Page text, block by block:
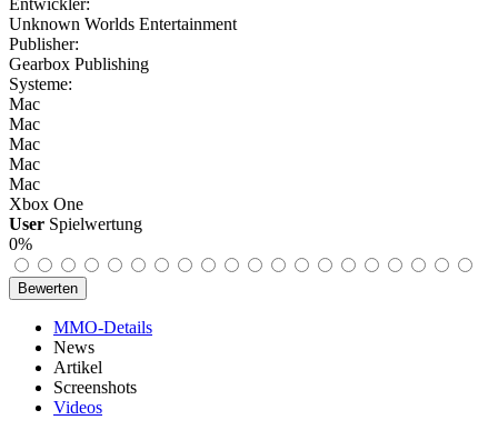
Entwickler:
Unknown Worlds Entertainment
Publisher:
Gearbox Publishing
Systeme:
Mac
Mac
Mac
Mac
Mac
Xbox One
User Spielwertung
0%
MMO-Details
News
Artikel
Screenshots
Videos